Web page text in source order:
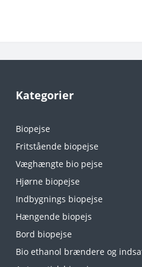
Kategorier
Biopejse
Fritstående biopejse
Væghængte bio pejse
Hjørne biopejse
Indbygnings biopejse
Hængende biopejs
Bord biopejse
Bio ethanol brændere og